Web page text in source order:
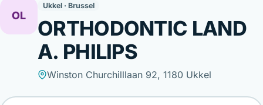
OL
Ukkel · Brussel
ORTHODONTIC LAND
A. PHILIPS
Winston Churchilllaan 92, 1180 Ukkel